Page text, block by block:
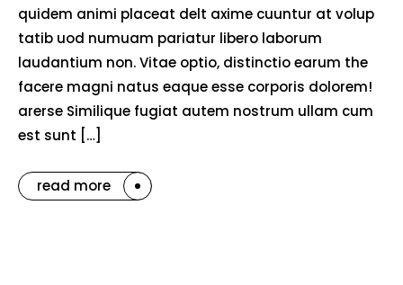
quidem animi placeat delt axime cuuntur at volup
tatib uod numuam pariatur libero laborum
laudantium non. Vitae optio, distinctio earum the
facere magni natus eaque esse corporis dolorem!
arerse Similique fugiat autem nostrum ullam cum
est sunt […]
read more